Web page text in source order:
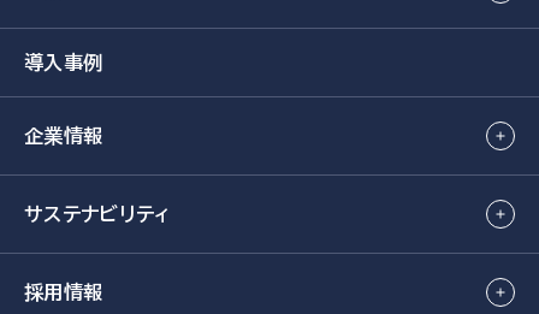
導入事例
企業情報
サステナビリティ
採用情報